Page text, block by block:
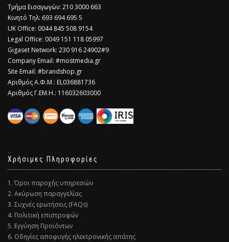
Τμήμα Εισαγωγών: 210 3000 663
Κινητό Τηλ: 693 694 695 5
​UK Office: 0044 845 508 9154
Legal Office: 0049 151 118 05997
Gigaset Network: 230 916 24902#9
Company Email: #mostmedia.gr
Site Email: #brandshop.gr
Αριθμός Α.Φ.Μ.: EL036881736
Αριθμός Γ.ΕΜ.Η.: 116032603000
Χρήσιμες Πληροφορίες
1. Όροι παροχής υπηρεσιών
2. Ακύρωση παραγγελίας
3. Συχνές ερωτήσεις (FAQs)
4. Πολιτική επιστροφών
5. Εγγύηση Προϊόντων
6. Οδηγίες αποφυγής ηλεκτρονικής απάτης